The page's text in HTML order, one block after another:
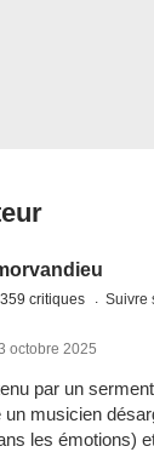
critiques Suivre
octobre 2025
par un
musicien
les émotions)